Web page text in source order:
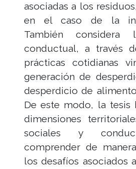
asociadas a los
en el caso de la
También considera
conductual, a través
prácticas cotidianas
generación de
desperdicio de
De este modo, la tesis
dimensiones
sociales y
comprender de
los desafíos asociados